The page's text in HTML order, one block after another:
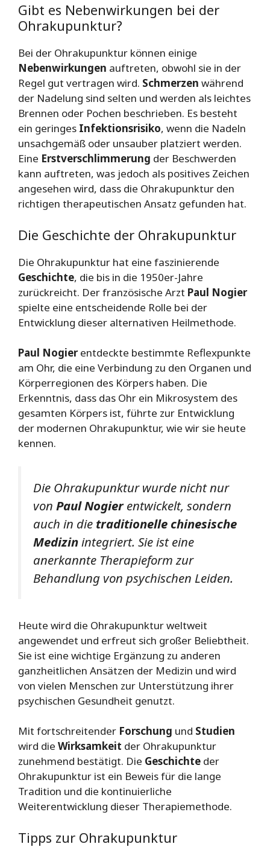
Gibt es Nebenwirkungen bei der
Ohrakupunktur?
Bei der Ohrakupunktur können einige
Nebenwirkungen auftreten, obwohl sie in der
Regel gut vertragen wird. Schmerzen während
der Nadelung sind selten und werden als leichtes
Brennen oder Pochen beschrieben. Es besteht
ein geringes Infektionsrisiko, wenn die Nadeln
unsachgemäß oder unsauber platziert werden.
Eine Erstverschlimmerung der Beschwerden
kann auftreten, was jedoch als positives Zeichen
angesehen wird, dass die Ohrakupunktur den
richtigen therapeutischen Ansatz gefunden hat.
Die Geschichte der Ohrakupunktur
Die Ohrakupunktur hat eine faszinierende
Geschichte, die bis in die 1950er-Jahre
zurückreicht. Der französische Arzt Paul Nogier
spielte eine entscheidende Rolle bei der
Entwicklung dieser alternativen Heilmethode.
Paul Nogierentdeckte bestimmte Reflexpunkte
am Ohr, die eine Verbindung zu den Organen und
Körperregionen des Körpers haben. Die
Erkenntnis, dass das Ohr ein Mikrosystem des
gesamten Körpers ist, führte zur Entwicklung
der modernen Ohrakupunktur, wie wir sie heute
kennen.
Die Ohrakupunktur wurde nicht nur
von Paul Nogierentwickelt, sondern
auch in die traditionelle chinesische
Medizinintegriert. Sie ist eine
anerkannte Therapieform zur
Behandlung von psychischen Leiden.
Heute wird die Ohrakupunktur weltweit
angewendet und erfreut sich großer Beliebtheit.
Sie ist eine wichtige Ergänzung zu anderen
ganzheitlichen Ansätzen der Medizin und wird
von vielen Menschen zur Unterstützung ihrer
psychischen Gesundheit genutzt.
Mit fortschreitender Forschung und Studien
wird die Wirksamkeit der Ohrakupunktur
zunehmend bestätigt. Die Geschichte der
Ohrakupunktur ist ein Beweis für die lange
Tradition und die kontinuierliche
Weiterentwicklung dieser Therapiemethode.
Tipps zur Ohrakupunktur